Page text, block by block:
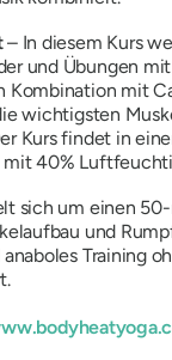
– In diesem Kurs
und Übungen
Kombination mit
wichtigsten
Kurs findet in
mit 40%
sich um einen
und
Training